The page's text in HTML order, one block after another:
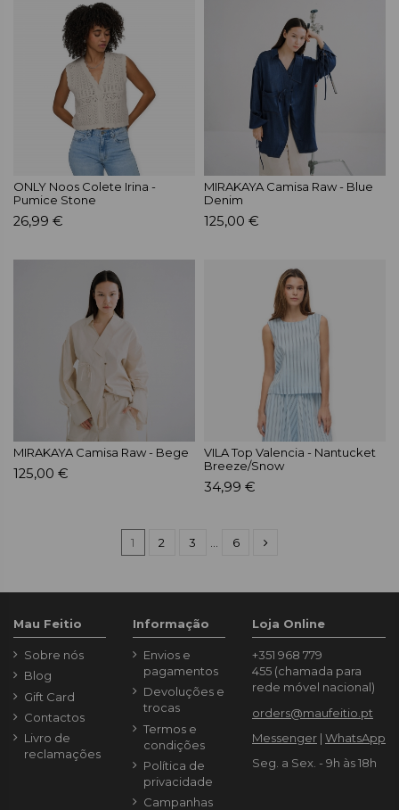
ONLY Noos Colete Irina -
Pumice Stone
26,99 €
MIRAKAYA Camisa Raw - Blue
Denim
125,00 €
MIRAKAYA Camisa Raw - Bege
125,00 €
VILA Top Valencia - Nantucket
Breeze/Snow
34,99 €
1 2 3 6
Mau Feitio
Sobre nós
Blog
Gift Card
Contactos
Livro de
reclamações
Informação
Envios e
pagamentos
Devoluções e
trocas
Termos e
condições
Política de
privacidade
Campanhas
Loja Online
+351 968 779
455 (chamada para
rede móvel nacional)
orders@maufeitio.pt
Messenger | WhatsApp
Seg. a Sex. - 9h às 18h